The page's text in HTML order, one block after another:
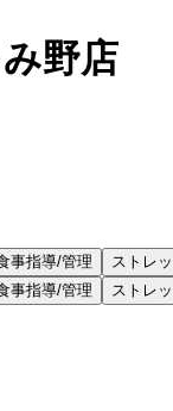
野店
事指導/管理 ストレ
事指導/管理 ストレ